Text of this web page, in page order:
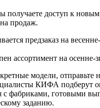
получаете доступ к
продаж.
предзаказ на
ассортимент на осенне-
модели, отправьте
КИФА подберут
с фабриками, готовыми
заданию.